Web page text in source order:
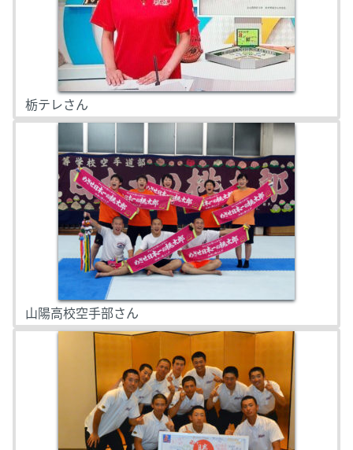
栃テレさん
山陽高校空手部さん